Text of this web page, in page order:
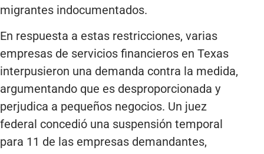
migrantes indocumentados.
En respuesta a estas restricciones, varias
empresas de servicios financieros en Texas
interpusieron una demanda contra la medida,
argumentando que es desproporcionada y
perjudica a pequeños negocios. Un juez
federal concedió una suspensión temporal
para 11 de las empresas demandantes,